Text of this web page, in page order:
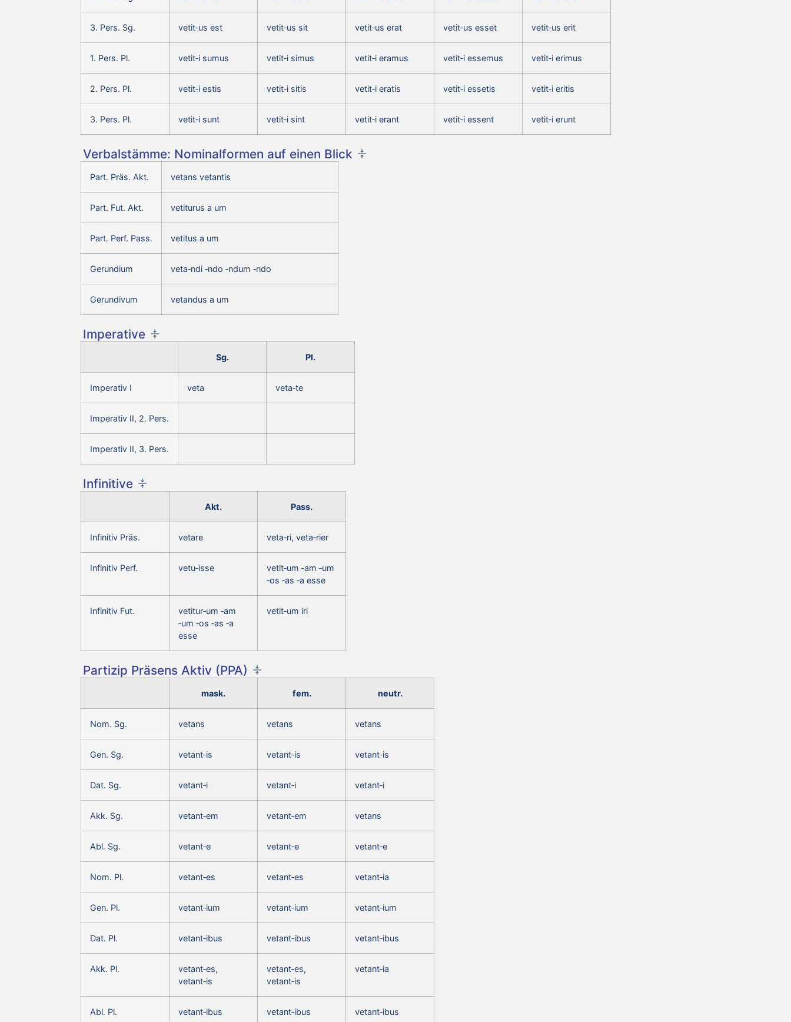
3. Pers. Sg. vetit‑us est vetit‑us sit vetit‑us erat vetit‑us esset vetit‑us erit
1. Pers. Pl. vetit‑i sumus vetit‑i simus vetit‑i eramus vetit‑i essemus vetit‑i erimus
2. Pers. Pl. vetit‑i estis vetit‑i sitis vetit‑i eratis vetit‑i essetis vetit‑i eritis
3. Pers. Pl. vetit‑i sunt vetit‑i sint vetit‑i erant vetit‑i essent vetit‑i erunt
Verbalstämme: Nominalformen auf einen Blick
Part. Präs. Akt. vetans vetantis
Part. Fut. Akt. vetiturus a um
Part. Perf. Pass. vetitus a um
Gerundium veta‑ndi ‑ndo ‑ndum ‑ndo
Gerundivum vetandus a um
Imperative
Sg. Pl.
Imperativ I veta veta‑te
Imperativ II, 2. Pers.
Imperativ II, 3. Pers.
Infinitive
Akt. Pass.
Infinitiv Präs. vetare veta‑ri, veta‑rier
Infinitiv Perf. vetu‑isse
vetit‑um ‑am ‑um
‑os ‑as ‑a esse
Infinitiv Fut.
vetitur‑um ‑am
‑um ‑os ‑as ‑a
esse
vetit‑um iri
Partizip Präsens Aktiv (PPA)
mask. fem. neutr.
Nom. Sg. vetans vetans vetans
Gen. Sg. vetant‑is vetant‑is vetant‑is
Dat. Sg. vetant‑i vetant‑i vetant‑i
Akk. Sg. vetant‑em vetant‑em vetans
Abl. Sg. vetant‑e vetant‑e vetant‑e
Nom. Pl. vetant‑es vetant‑es vetant‑ia
Gen. Pl. vetant‑ium vetant‑ium vetant‑ium
Dat. Pl. vetant‑ibus vetant‑ibus vetant‑ibus
Akk. Pl.
vetant‑es,
vetant‑is
vetant‑es,
vetant‑is
vetant‑ia
Abl. Pl. vetant‑ibus vetant‑ibus vetant‑ibus